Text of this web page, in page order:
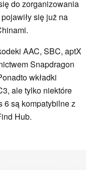
do zorganizowania
się już na
AAC, SBC, aptX
Snapdragon
wkładki
ale tylko niektóre
6 są kompatybilne z
Hub.